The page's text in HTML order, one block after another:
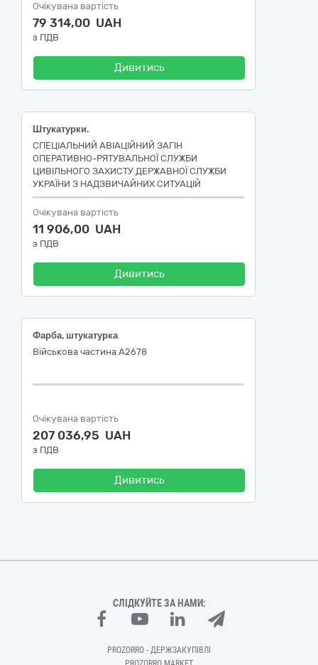
Очікувана вартість
79 314,00 UAH
з ПДВ
Дивитись
Штукатурки.
СПЕЦІАЛЬНИЙ АВІАЦІЙНИЙ ЗАГІН
ОПЕРАТИВНО-РЯТУВАЛЬНОЇ СЛУЖБИ
ЦИВІЛЬНОГО ЗАХИСТУ ДЕРЖАВНОЇ СЛУЖБИ
УКРАЇНИ З НАДЗВИЧАЙНИХ СИТУАЦІЙ
Очікувана вартість
11 906,00 UAH
з ПДВ
Дивитись
Фарба, штукатурка
Військова частина А2678
Очікувана вартість
207 036,95 UAH
з ПДВ
Дивитись
СЛІДКУЙТЕ ЗА НАМИ:
PROZORRO - ДЕРЖЗАКУПІВЛІ